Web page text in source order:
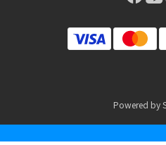
Powered by